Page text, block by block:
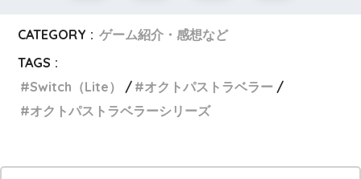
CATEGORY : ゲーム紹介・感想など
TAGS :
Switch（Lite）
オクトパストラベラー
オクトパストラベラーシリーズ